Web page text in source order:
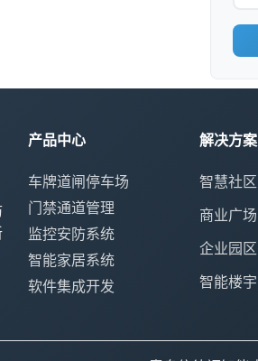
产品中心
车牌道闸停车场
门禁通道管理
监控安防系统
智能家居系统
软件集成开发
解决方案
智慧社区
商业广场
企业园区
智能楼宇